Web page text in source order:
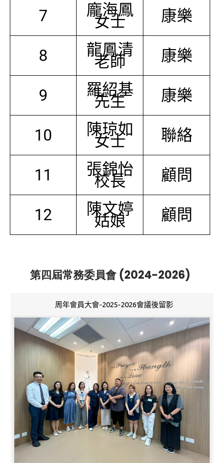
7 龐海鳳
女士 康樂
8 龍鳳清
老師 康樂
9 羅紹基
先生 康樂
10 陳琼如
女士 聯絡
11 張錦怡
校長 顧問
12 陳文婷
姑娘 顧問
第四屆常務委員會 (2024-2026)
周年會員大會-2025-2026會議後留影